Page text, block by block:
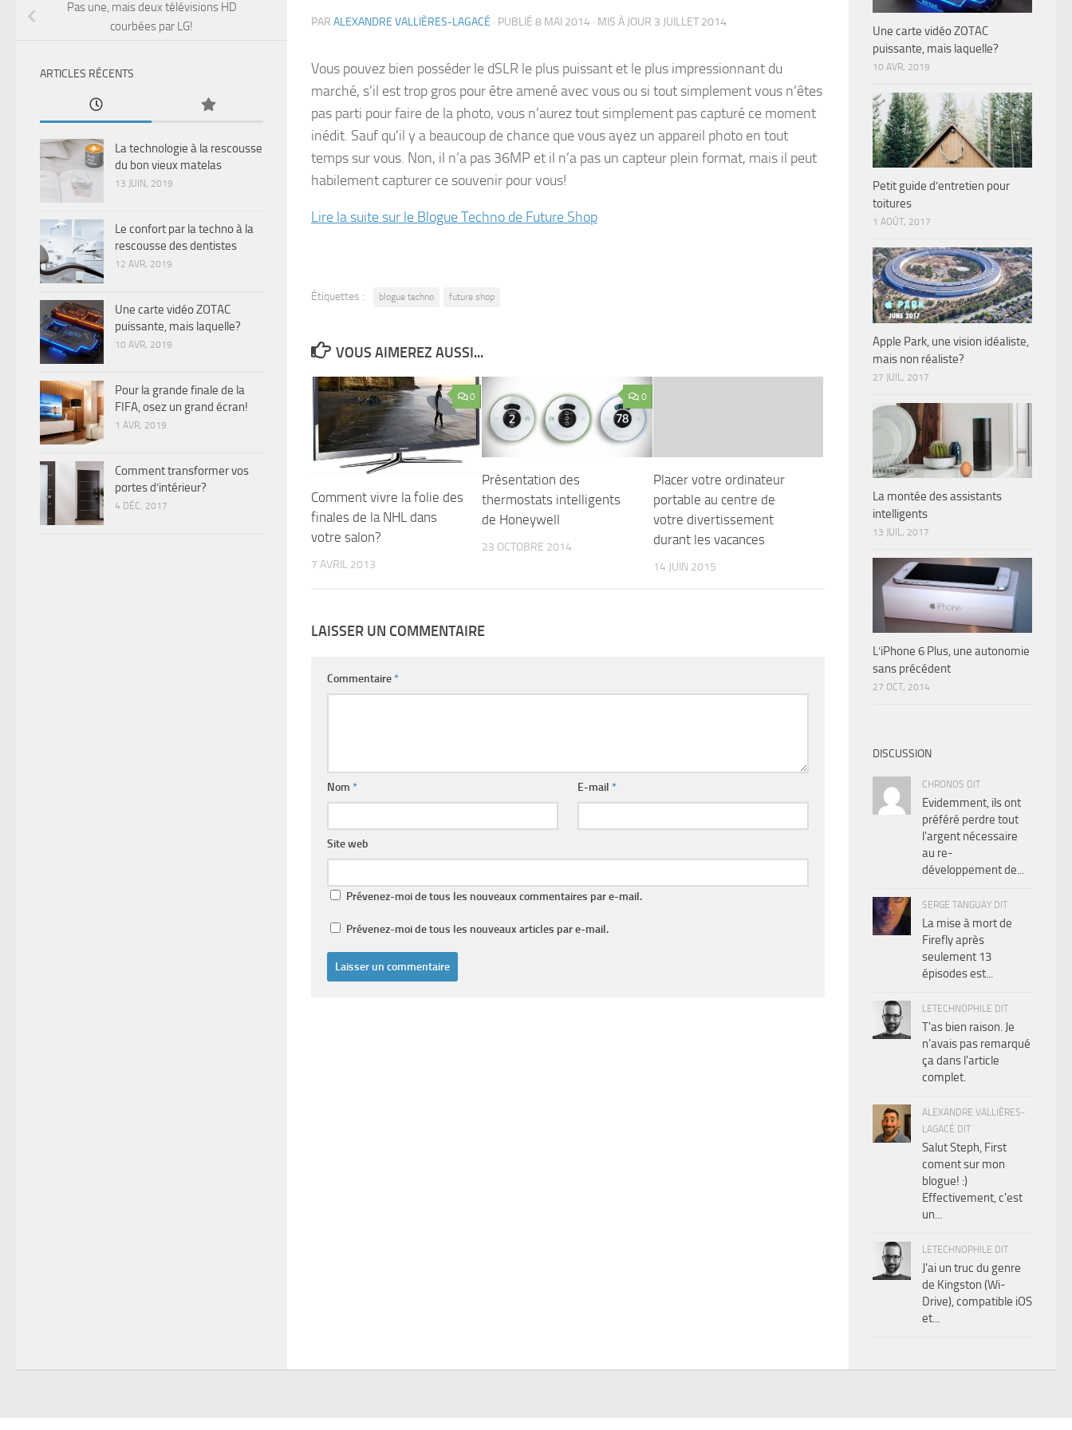
PAR ALEXANDRE VALLIÈRES-LAGACÉ · PUBLIÉ 8 MAI 2014 · MIS À JOUR 3 JUILLET 2014
Vous pouvez bien posséder le dSLR le plus puissant et le plus impressionnant du
marché, s’il est trop gros pour être amené avec vous ou si tout simplement vous n’êtes
pas parti pour faire de la photo, vous n’aurez tout simplement pas capturé ce moment
inédit. Sauf qu’il y a beaucoup de chance que vous ayez un appareil photo en tout
temps sur vous. Non, il n’a pas 36MP et il n’a pas un capteur plein format, mais il peut
habilement capturer ce souvenir pour vous!
Lire la suite sur le Blogue Techno de Future Shop
Étiquettes : blogue techno future shop
VOUS AIMEREZ AUSSI...
0
Comment vivre la folie des
finales de la NHL dans
votre salon?
7 AVRIL 2013
0
Présentation des
thermostats intelligents
de Honeywell
23 OCTOBRE 2014
Placer votre ordinateur
portable au centre de
votre divertissement
durant les vacances
14 JUIN 2015
LAISSER UN COMMENTAIRE
Commentaire*
Nom * E-mail*
Site web
Prévenez-moi de tous les nouveaux commentaires par e-mail.
Prévenez-moi de tous les nouveaux articles par e-mail.
Pas une, mais deux télévisions HD
courbées par LG!
ARTICLES RÉCENTS
La technologie à la rescousse
du bon vieux matelas
13 JUIN, 2019
Le confort par la techno à la
rescousse des dentistes
12 AVR, 2019
Une carte vidéo ZOTAC
puissante, mais laquelle?
10 AVR, 2019
Pour la grande finale de la
FIFA, osez un grand écran!
1 AVR, 2019
Comment transformer vos
portes d’intérieur?
4 DÉC, 2017
Une carte vidéo ZOTAC
puissante, mais laquelle?
10 AVR, 2019
Petit guide d’entretien pour
toitures
1 AOÛT, 2017
Apple Park, une vision idéaliste,
mais non réaliste?
27 JUIL, 2017
La montée des assistants
intelligents
13 JUIL, 2017
L’iPhone 6 Plus, une autonomie
sans précédent
27 OCT, 2014
DISCUSSION
CHRONOS DIT
Evidemment, ils ont
préféré perdre tout
l'argent nécessaire
au re-
développement de...
SERGE TANGUAY DIT
La mise à mort de
Firefly après
seulement 13
épisodes est...
LETECHNOPHILE DIT
T'as bien raison. Je
n'avais pas remarqué
ça dans l'article
complet.
ALEXANDRE VALLIÈRES-
LAGACÉ DIT
Salut Steph, First
coment sur mon
blogue! :)
Effectivement, c'est
un...
LETECHNOPHILE DIT
J'ai un truc du genre
de Kingston (Wi-
Drive), compatible iOS
et...